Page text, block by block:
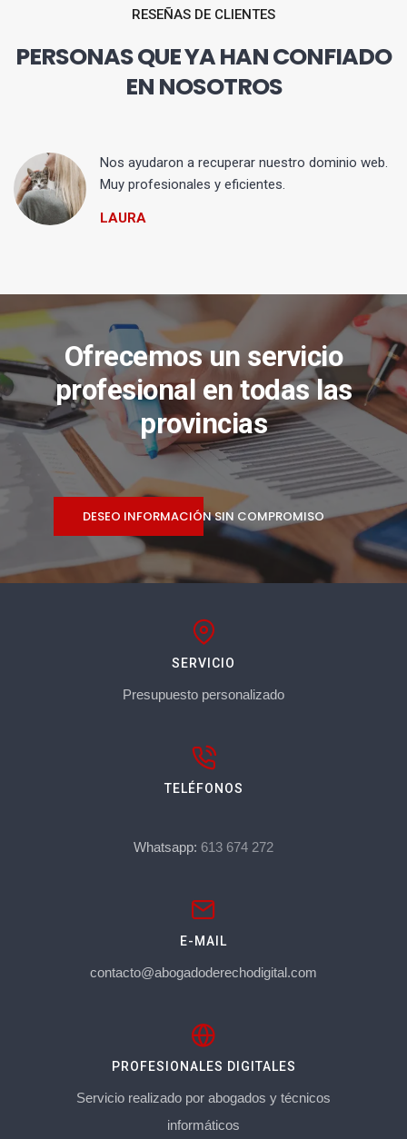
RESEÑAS DE CLIENTES
PERSONAS QUE YA HAN CONFIADO
EN NOSOTROS
Nos ayudaron a recuperar nuestro dominio web.
Muy profesionales y eficientes.
LAURA
Ofrecemos un servicio
profesional en todas las
provincias
DESEO INFORMACIÓN SIN COMPROMISO
SERVICIO
Presupuesto personalizado
TELÉFONOS
Whatsapp: 613 674 272
E-MAIL
contacto@abogadoderechodigital.com
PROFESIONALES DIGITALES
Servicio realizado por abogados y técnicos
informáticos